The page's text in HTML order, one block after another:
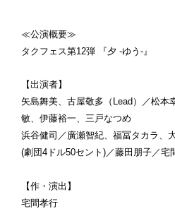
≪公演概要≫
タクフェス第12弾 『夕 -ゆう-』
【出演者】
矢島舞美、古屋敬多（Lead）／松本
敏、伊藤裕一、三戸なつめ
浜谷健司／廣瀬智紀、福冨タカラ、
(劇団4ドル50セント)／藤田朋子／宅
【作・演出】
宅間孝行